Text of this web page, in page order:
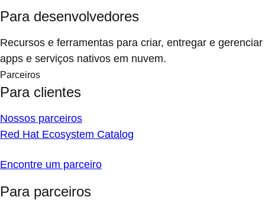
Para desenvolvedores
Recursos e ferramentas para criar, entregar e gerenciar
apps e serviços nativos em nuvem.
Parceiros
Para clientes
Nossos parceiros
Red Hat Ecosystem Catalog
Encontre um parceiro
Para parceiros